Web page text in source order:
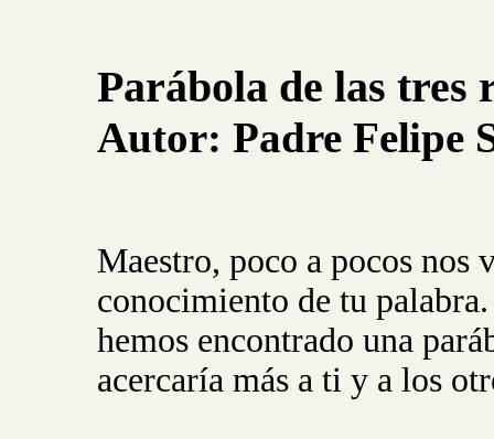
Parábola de las tres
Autor: Padre Felipe
Maestro, poco a pocos nos
conocimiento de tu
hemos encontrado una
acercaría más a ti y a los